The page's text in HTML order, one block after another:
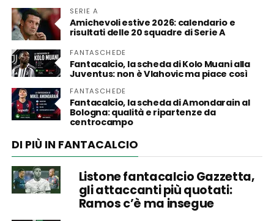
SERIE A
Amichevoli estive 2026: calendario e
risultati delle 20 squadre di Serie A
FANTASCHEDE
Fantacalcio, la scheda di Kolo Muani alla
Juventus: non è Vlahovic ma piace così
FANTASCHEDE
Fantacalcio, la scheda di Amondarain al
Bologna: qualità e ripartenze da
centrocampo
DI PIÙ IN FANTACALCIO
Listone fantacalcio Gazzetta,
gli attaccanti più quotati:
Ramos c’è ma insegue